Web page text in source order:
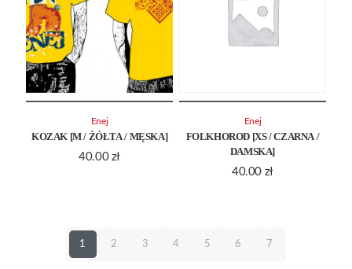
KOZAK [M / ŻÓŁTA / MĘSKA]
40.00 zł
Enej
FOLKHOROD [XS / CZARNA /
DAMSKA]
40.00 zł
Enej
1 2 3 4 5 6 7